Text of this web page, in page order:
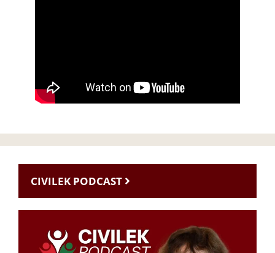
CIVILEK PODCAST